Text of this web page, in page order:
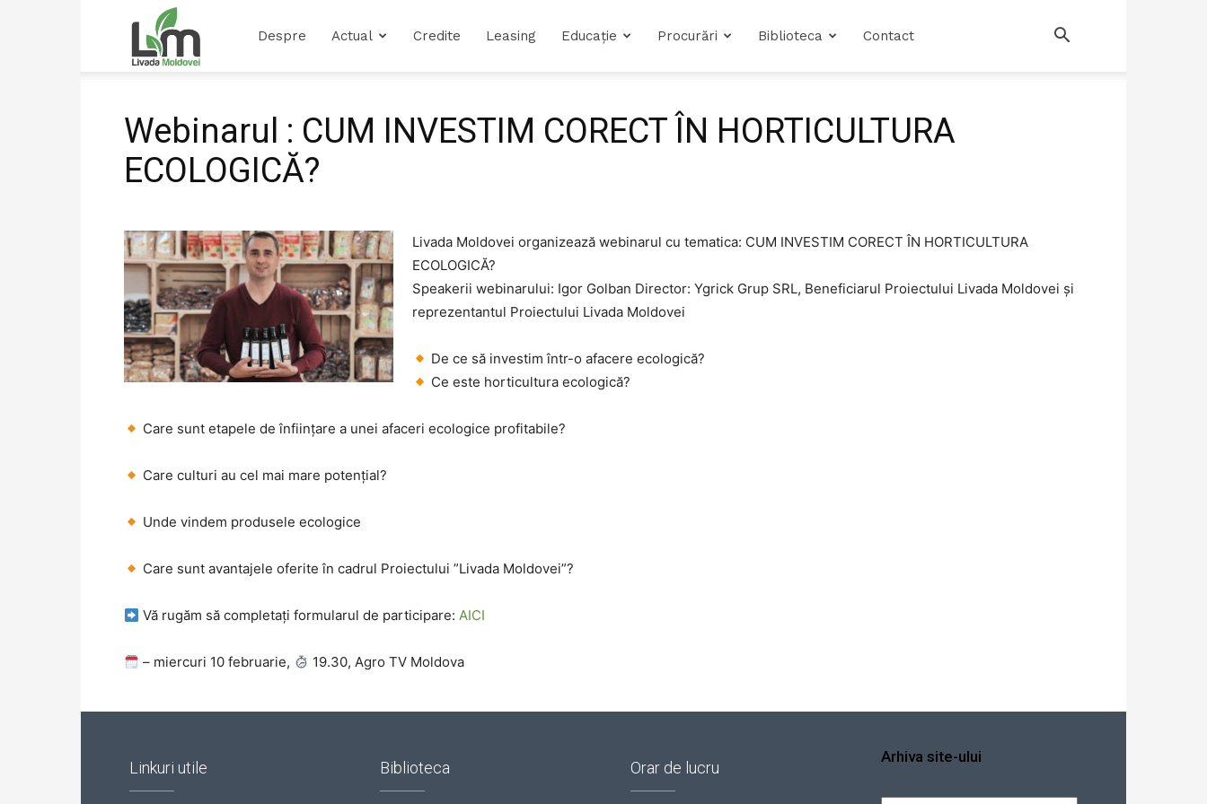
Despre Actual Credite Leasing Educație Procurări Biblioteca Contact
Webinarul : CUM INVESTIM CORECT ÎN HORTICULTURA
ECOLOGICĂ?
Livada Moldovei organizează webinarul cu tematica: CUM INVESTIM CORECT ÎN HORTICULTURA
ECOLOGICĂ?
Speakerii webinarului: Igor Golban Director: Ygrick Grup SRL, Beneficiarul Proiectului Livada Moldovei și
reprezentantul Proiectului Livada Moldovei
De ce să investim într-o afacere ecologică?
Ce este horticultura ecologică?
Care sunt etapele de înființare a unei afaceri ecologice profitabile?
Care culturi au cel mai mare potențial?
Unde vindem produsele ecologice
Care sunt avantajele oferite în cadrul Proiectului ”Livada Moldovei”?
Vă rugăm să completați formularul de participare:AICI
– miercuri 10 februarie, 19.30, Agro TV Moldova
Linkuri utile Biblioteca Orar de lucru
Arhiva site-ului
Arhiva